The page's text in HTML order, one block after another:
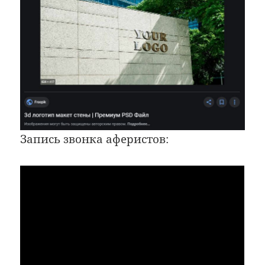
Запись звонка аферистов: